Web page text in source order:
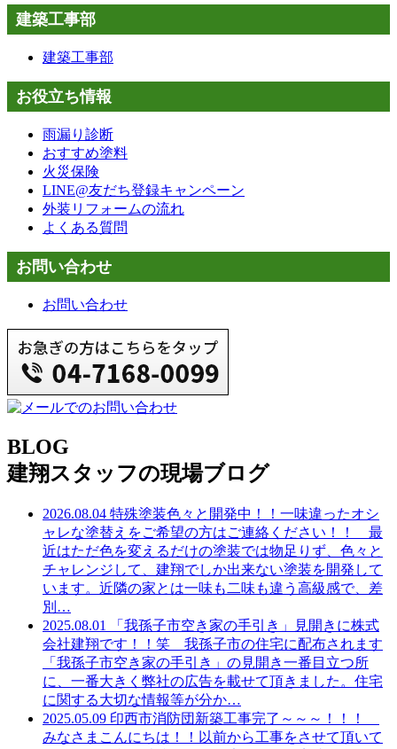
建築工事部
建築工事部
お役立ち情報
雨漏り診断
おすすめ塗料
火災保険
LINE@友だち登録キャンペーン
外装リフォームの流れ
よくある質問
お問い合わせ
お問い合わせ
BLOG
建翔スタッフの現場ブログ
2026.08.04 特殊塗装色々と開発中！！一味違ったオシ
ャレな塗替えをご希望の方はご連絡ください！！ 最
近はただ色を変えるだけの塗装では物足りず、色々と
チャレンジして、建翔でしか出来ない塗装を開発して
います。近隣の家とは一味も二味も違う高級感で、差
別 …
2025.08.01
「我孫子市空き家の手引き」見開きに株式
会社建翔です！！笑 我孫子市の住宅に配布されます
「我孫子市空き家の手引き」の見開き一番目立つ所
に、一番大きく弊社の広告を載せて頂きました。住宅
に関する大切な情報等が分か…
2025.05.09 印西市消防団新築工事完了～～～！！！
みなさまこんにちは！！以前から工事をさせて頂いて